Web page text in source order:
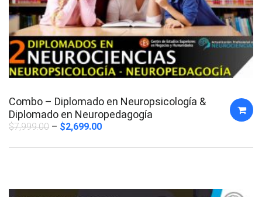
Combo – Diplomado en Neuropsicología &
Diplomado en Neuropedagogía
$7,999.00 $2,699.00